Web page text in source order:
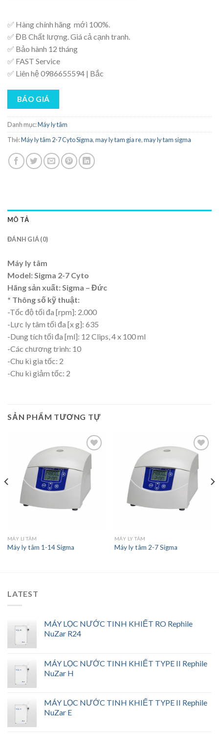
✅ Hàng chính hãng mới 100%.
✅ ĐB Chất lượng. Giá cả cạnh tranh.
✅ Bảo hành 12 tháng
✅ FAST Service
✅ Liên hệ 0986655594 | Bắc
BÁO GIÁ
Danh mục:Máy ly tâm
Thẻ:Máy ly tâm 2-7 Cyto Sigma,may ly tam gia re,may ly tam sigma
MÔ TẢ
ĐÁNH GIÁ (0)
Máy ly tâm
Model: Sigma 2-7 Cyto
Hãng sản xuất: Sigma – Đức
* Thông số kỹ thuật:
-Tốc độ tối đa [rpm]: 2.000
-Lực ly tâm tối đa [x g]: 635
-Dung tích tối đa [ml]: 12 Clips, 4 x 100 ml
-Các chương trình: 10
-Chu kì gia tốc: 2
-Chu kì giảm tốc: 2
SẢN PHẨM TƯƠNG TỰ
MÁY LI TÂM
Máy ly tâm 1-14 Sigma
MÁY LY TÂM
Máy ly tâm 2-7 Sigma
LATEST
MÁY LỌC NƯỚC TINH KHIẾT RO Rephile
NuZar R24
MÁY LỌC NƯỚC TINH KHIẾT TYPE II Rephile
NuZar H
MÁY LỌC NƯỚC TINH KHIẾT TYPE II Rephile
NuZar E